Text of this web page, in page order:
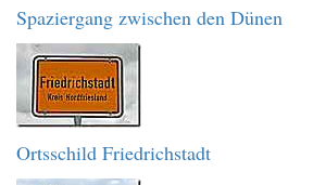
Spaziergang zwischen den Dünen
Ortsschild Friedrichstadt